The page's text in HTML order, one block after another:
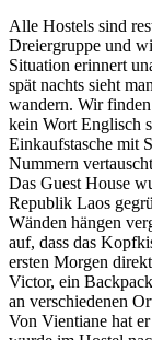
Alle Hostels sind
Dreiergruppe und
Situation erinnert
spät nachts sieht
wandern. Wir
kein Wort Englisch
Einkaufstasche mit
Nummern
Das Guest House
Republik Laos
Wänden hängen
auf, dass das
ersten Morgen
Victor, ein
an verschiedenen
Von Vientiane hat